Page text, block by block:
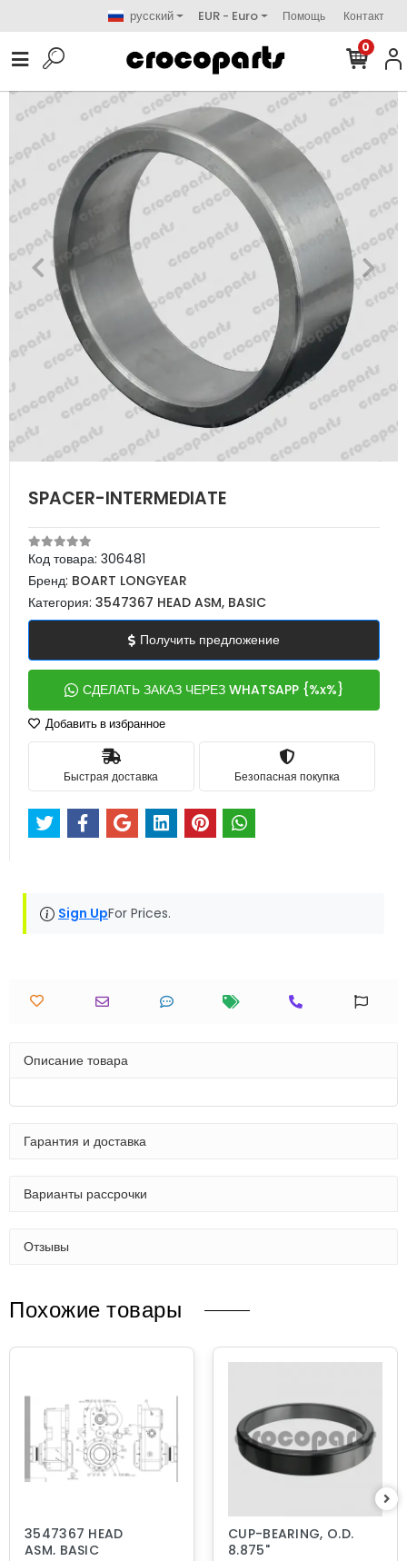
русский EUR - Euro Помощь Контакт
0
SPACER-INTERMEDIATE
Код товара: 306481
Бренд: BOART LONGYEAR
Категория: 3547367 HEAD ASM, BASIC
Получить предложение
СДЕЛАТЬ ЗАКАЗ ЧЕРЕЗ WHATSAPP {%x%}
Добавить в избранное
Быстрая доставка Безопасная покупка
Sign UpFor Prices.
Описание товара
Гарантия и доставка
Варианты рассрочки
Отзывы
Похожие товары
3547367 HEAD
ASM, BASIC
CUP-BEARING, O.D.
8.875"